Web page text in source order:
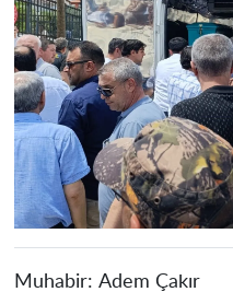
Muhabir: Adem Çakır